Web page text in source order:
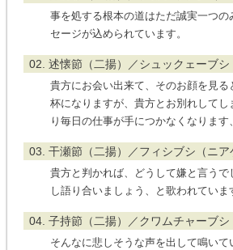
事を処する根本の道はただ誠実一つの
セージが込められています。
02. 述懐節（二揚）／シュックェーブシ
貴方にお会い出来て、そのお顔を見る
杯になりますが、貴方とお別れしてし
り毎日の仕事が手につかなくなります
03. 干瀬節（二揚）／フィシブシ（ニア
貴方と判かれば、どうして嫌と言うで
し語り合いましょう、と歌われていま
04. 子持節（二揚）／クワムチャーブシ
そんなに悲しそうな声を出して鳴い